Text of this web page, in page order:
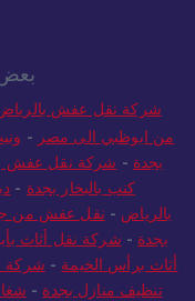
بعض
شركة نقل عفش بالرياض-
ابوظبي الى مصر-ونيت
بجدة-شركة نقل عفش بجدة
كنب بالبخار بجدة-دباب
-نقل عفش من جدة
-شركة نقل أثاث
برأس الخيمة-شركة نقل
تنظيف منازل بجدة-شغالات